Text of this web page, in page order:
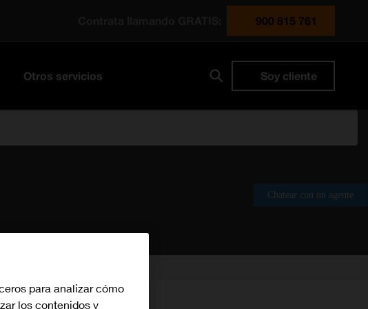
900 815 761
Otros servicios Soy cliente
Chatear con un agente
para analizar cómo
los contenidos y